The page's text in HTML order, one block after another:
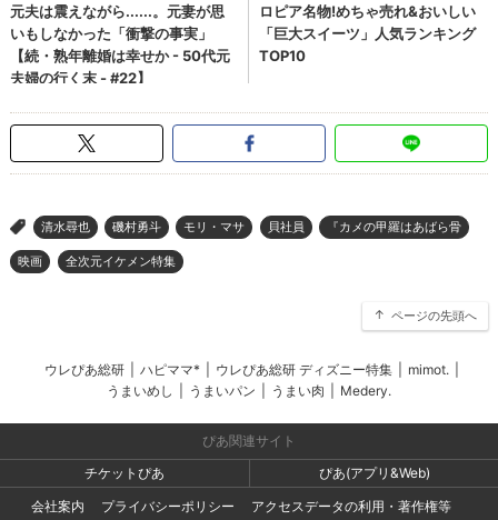
> 清水尋也 磯村勇斗 モリ・マサ 貝社員 『カメの甲羅はあばら骨
映画 全次元イケメン特集
ページの先頭へ
ウレぴあ総研 ハピママ* ウレぴあ総研 ディズニー特集 mimot.
うまいめし
うまいパン うまい肉 Medery.
ぴあ関連サイト
チケットぴあ
ぴあ(アプリ&Web)
会社案内
プライバシーポリシー アクセスデータの利用・著作権等